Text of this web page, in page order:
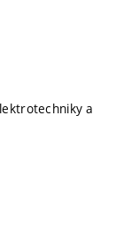
a